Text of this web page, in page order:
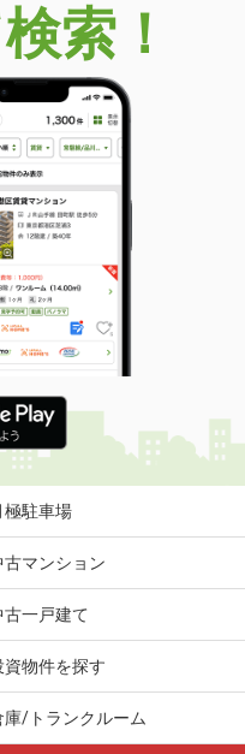
索！
極駐車場
古マンション
古一戸建て
資物件を探す
庫/トランクルーム